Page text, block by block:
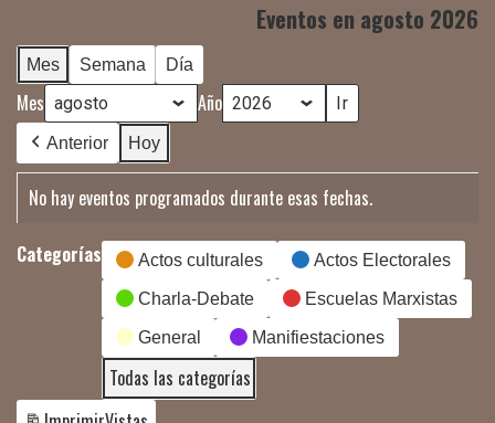
Eventos en agosto 2026
Mes Semana Día
Mes Año
Anterior Hoy
No hay eventos programados durante esas fechas.
Categorías Actos culturales Actos Electorales
Charla-Debate Escuelas Marxistas
General Manifiestaciones
Todas las categorías